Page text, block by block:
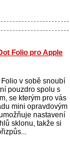
Folio pro Apple
v sobě snoubí
pouzdro spolu s
se kterým pro vás
mini opravdovým
nastavení
sklonu, takže si